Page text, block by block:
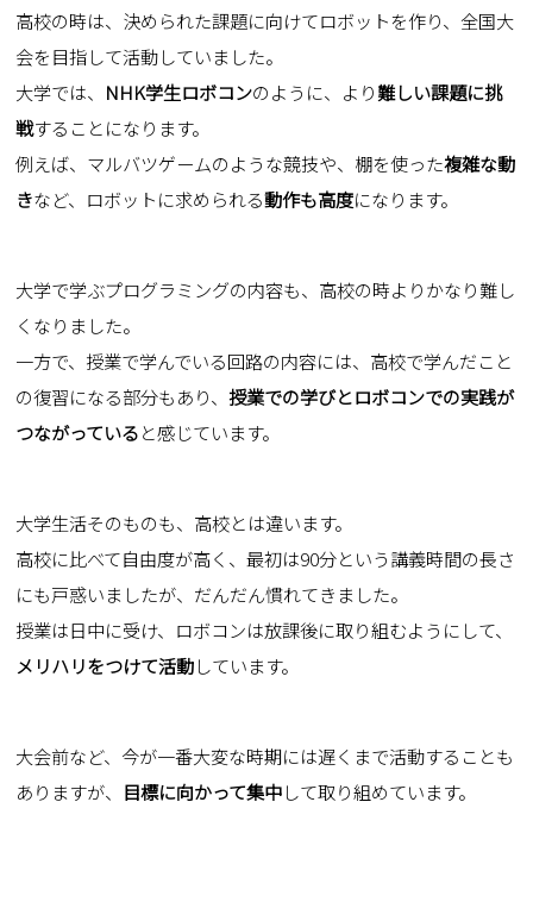
高校の時は、決められた課題に向けてロボットを作り、全国大
会を目指して活動していました。
大学では、 NHK学生ロボコンのように、より難しい課題に挑
戦することになります。
例えば、マルバツゲームのような競技や、棚を使った複雑な動
きなど、ロボットに求められる動作も高度になります。
大学で学ぶプログラミングの内容も、高校の時よりかなり難し
くなりました。
一方で、授業で学んでいる回路の内容には、高校で学んだこと
の復習になる部分もあり、授業での学びとロボコンでの実践が
つながっていると感じています。
大学生活そのものも、高校とは違います。
高校に比べて自由度が高く、最初は90分という講義時間の長さ
にも戸惑いましたが、だんだん慣れてきました。
授業は日中に受け、ロボコンは放課後に取り組むようにして、
メリハリをつけて活動しています。
大会前など、今が一番大変な時期には遅くまで活動することも
ありますが、 目標に向かって集中して取り組めています。